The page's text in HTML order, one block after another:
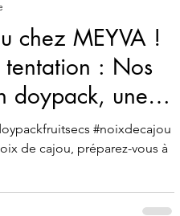
chez MEYVA !
: Nos
doypack, une
!
#noixdecajou
de cajou, préparez-vous à